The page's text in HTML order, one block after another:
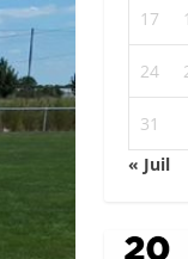
17
24
31
« Juil